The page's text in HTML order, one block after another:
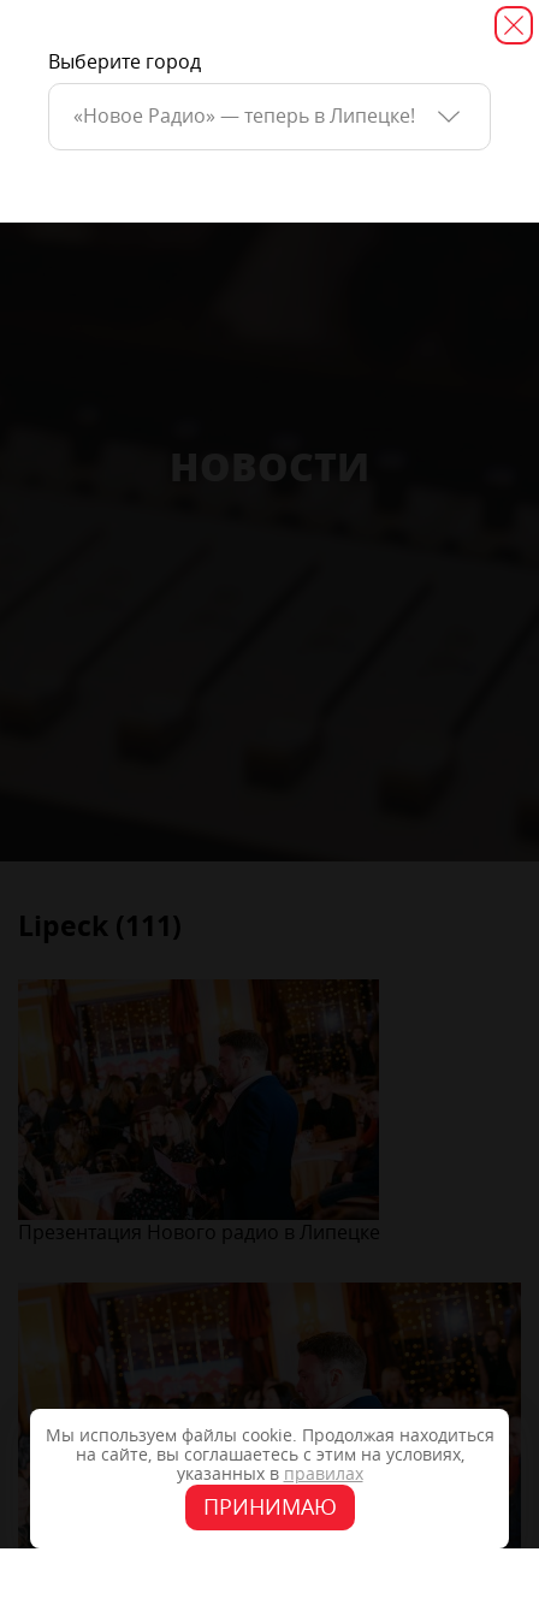
Lipeck (111)
Презентация Нового радио в Липецке
Мы используем файлы cookie. Продолжая находиться
на сайте, вы соглашаетесь с этим на условиях,
указанных в правилах
ПРИНИМАЮ
Выберите город
«Новое Радио» — теперь в Липецке!